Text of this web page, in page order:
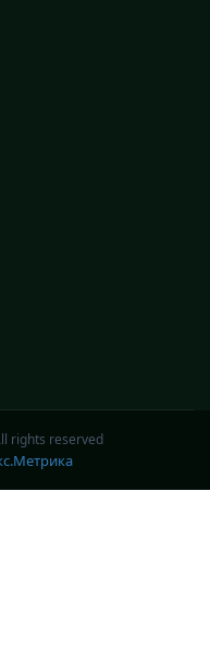
rights reserved